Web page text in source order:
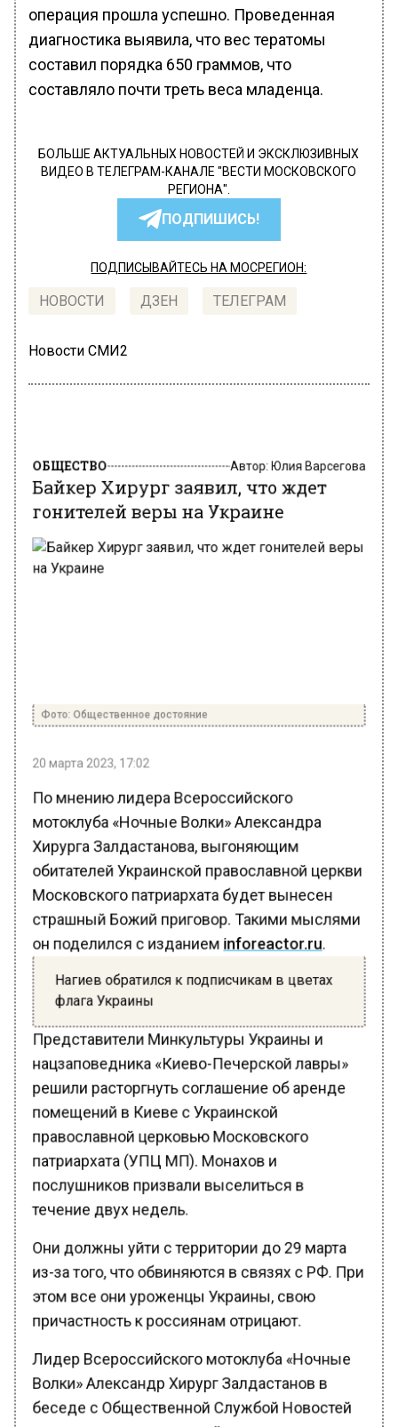
операция прошла успешно. Проведенная
диагностика выявила, что вес тератомы
составил порядка 650 граммов, что
составляло почти треть веса младенца.
БОЛЬШЕ АКТУАЛЬНЫХ НОВОСТЕЙ И ЭКСКЛЮЗИВНЫХ
ВИДЕО В ТЕЛЕГРАМ-КАНАЛЕ "ВЕСТИ МОСКОВСКОГО
РЕГИОНА".
ПОДПИШИСЬ!
ПОДПИСЫВАЙТЕСЬ НА МОСРЕГИОН:
НОВОСТИ ДЗЕН ТЕЛЕГРАМ
Новости СМИ2
Байкер Хирург заявил, что ждет
гонителей веры на Украине
мотоклуба «Ночные Волки» Александра
Хирурга Залдастанова, выгоняющим
обитателей Украинской православной церкви
Московского патриархата будет вынесен
страшный Божий приговор. Такими мыслями
он поделился с изданием
Нагиев обратился к подписчикам в цветах
флага Украины
Представители Минкультуры Украины и
нацзаповедника «Киево-Печерской лавры»
решили расторгнуть соглашение об аренде
помещений в Киеве с Украинской
православной церковью Московского
патриархата (УПЦ МП). Монахов и
послушников призвали выселиться в
течение двух недель.
Они должны уйти с территории до 29 марта
из-за того, что обвиняются в связях с РФ. При
этом все они уроженцы Украины, свою
причастность к россиянам отрицают.
Лидер Всероссийского мотоклуба «Ночные
Волки» Александр Хирург Залдастанов в
беседе с Общественной Службой Новостей